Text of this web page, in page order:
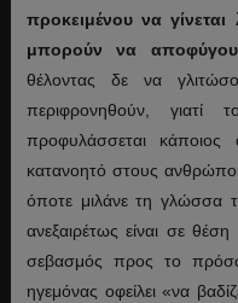
προκειμένου να
μπορούν να
θέλοντας δε να
περιφρονηθούν,
προφυλάσσεται κάποιος
κατανοητό στους
όποτε μιλάνε τη γλώσσα
ανεξαιρέτως είναι σε
σεβασμός προς το
ηγεμόνας οφείλει «να